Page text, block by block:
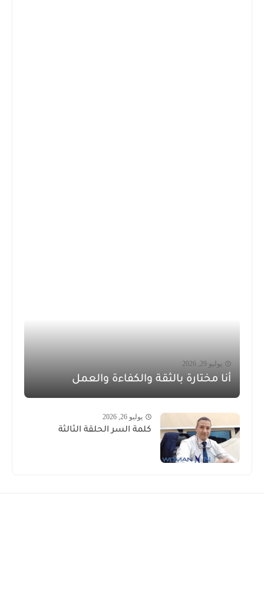
يوليو 29, 2026
أنا مختارة بالثقة والكفاءة والعمل
يوليو 26, 2026
كلمة السر الحلقة الثالثة